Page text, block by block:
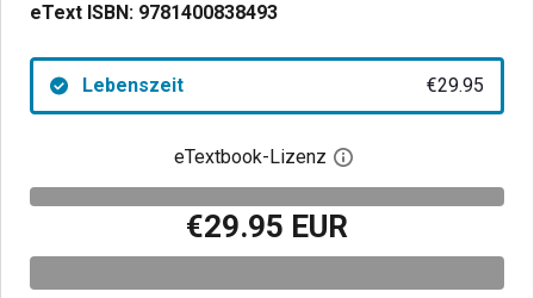
eText ISBN: 9781400838493
Lebenszeit €29.95
eTextbook-Lizenz Digitalen
€29.95 EUR